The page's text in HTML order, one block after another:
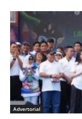
Advertorial